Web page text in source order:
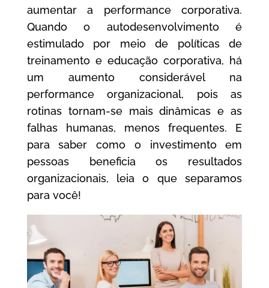
aumentar a performance corporativa.
Quando o autodesenvolvimento é
estimulado por meio de políticas de
treinamento e educação corporativa, há
um aumento considerável na
performance organizacional, pois as
rotinas tornam-se mais dinâmicas e as
falhas humanas, menos frequentes. E
para saber como o investimento em
pessoas beneficia os resultados
organizacionais, leia o que separamos
para você!